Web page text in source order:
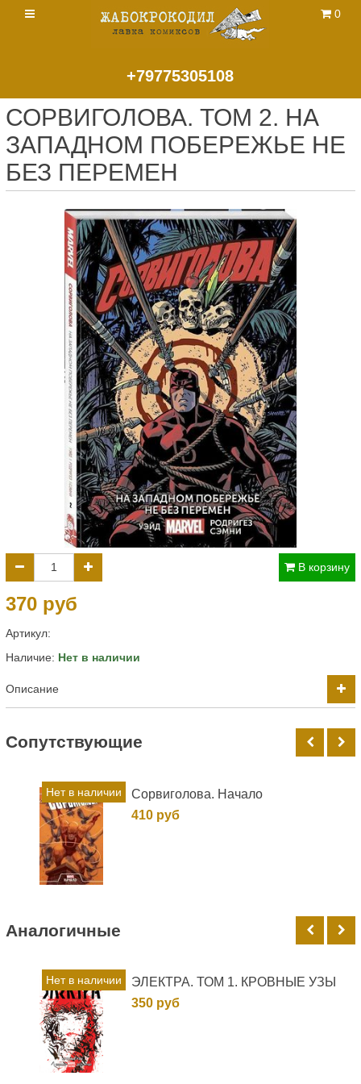
+79775305108
0
СОРВИГОЛОВА. ТОМ 2. НА
ЗАПАДНОМ ПОБЕРЕЖЬЕ НЕ
БЕЗ ПЕРЕМЕН
В корзину
370 руб
Артикул:
Наличие: Нет в наличии
Описание
Cопутствующие
Нет в наличии
Сорвиголова. Начало
410 руб
Аналогичные
Нет в наличии
ЭЛЕКТРА. ТОМ 1. КРОВНЫЕ УЗЫ
350 руб